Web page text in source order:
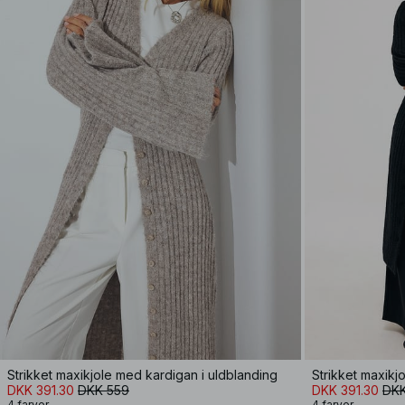
Strikket maxikjole med kardigan i uldblanding
DKK 391.30 DKK 559
Strikket
DKK 391.30